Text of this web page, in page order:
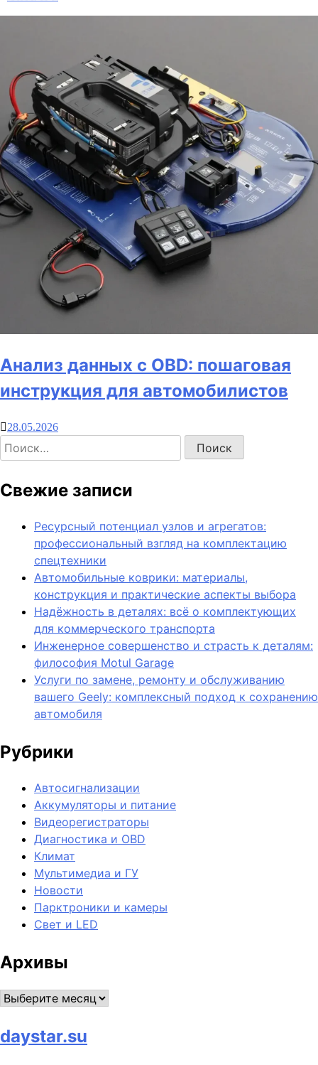
Анализ данных с OBD: пошаговая
инструкция для автомобилистов
28.05.2026
Свежие записи
Ресурсный потенциал узлов и агрегатов:
профессиональный взгляд на комплектацию
спецтехники
Автомобильные коврики: материалы,
конструкция и практические аспекты выбора
Надёжность в деталях: всё о комплектующих
для коммерческого транспорта
Инженерное совершенство и страсть к деталям:
философия Motul Garage
Услуги по замене, ремонту и обслуживанию
вашего Geely: комплексный подход к сохранению
автомобиля
Рубрики
Автосигнализации
Аккумуляторы и питание
Видеорегистраторы
Диагностика и OBD
Климат
Мультимедиа и ГУ
Новости
Парктроники и камеры
Свет и LED
Архивы
Архивы
daystar.su